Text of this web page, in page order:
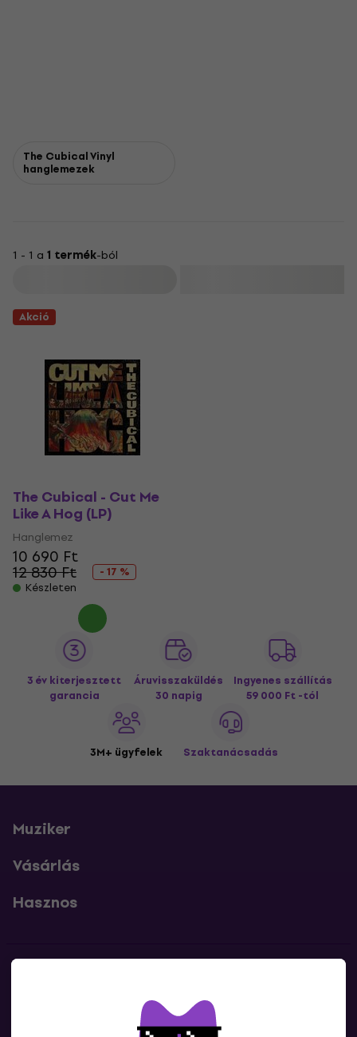
The Cubical Vinyl
hanglemezek
1 - 1 a 1 termék-ból
Akció
The Cubical - Cut Me
Like A Hog (LP)
Hanglemez
10 690 Ft
12 830 Ft
- 17 %
Készleten
3 év kiterjesztett
garancia
Áruvisszaküldés
30 napig
Ingyenes szállítás
59 000 Ft -tól
3M+ ügyfelek Szaktanácsadás
Muziker
Vásárlás
Hasznos
Lépj kapcsolatba velünk